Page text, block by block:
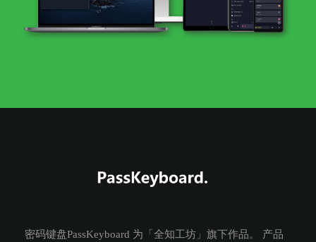
密码键盘PassKeyboard 为「全知工坊」旗下作品。 产品